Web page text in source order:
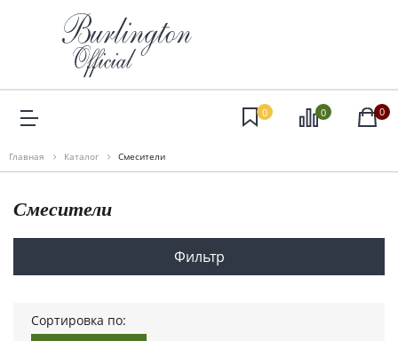
0 0 0
Главная Каталог Смесители
Смесители
Фильтр
Сортировка по: